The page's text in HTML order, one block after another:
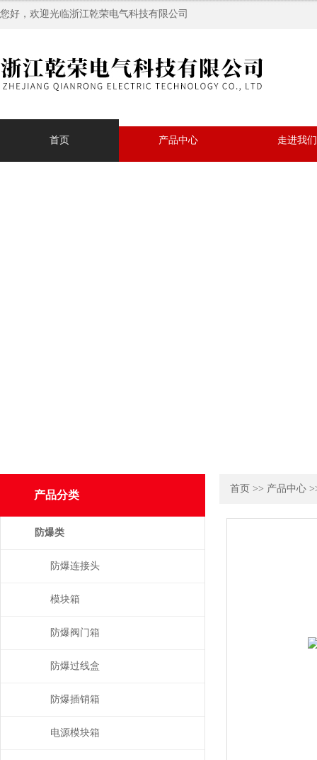
您好，欢迎光临浙江乾荣电气科技有限公司
首页 产品中心 走进我们
首页 >> 产品中心
产品分类
防爆类
防爆连接头
模块箱
防爆阀门箱
防爆过线盒
防爆插销箱
电源模块箱